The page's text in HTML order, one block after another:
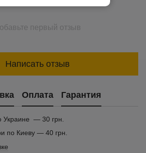
первый отзыв
Написать отзыв
Оплата Гарантия
Украине — 30 грн.
по Киеву — 40 грн.